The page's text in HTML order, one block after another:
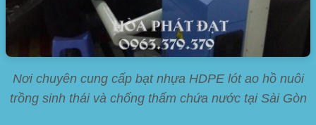
Nơi chuyên cung cấp bạt nhựa HDPE lót ao hồ nuôi
trồng sinh thái và chống thấm chứa nước tại Sài Gòn